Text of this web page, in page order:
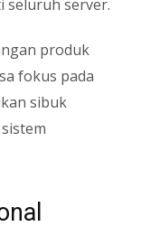
seluruh server.
produk
fokus pada
sibuk